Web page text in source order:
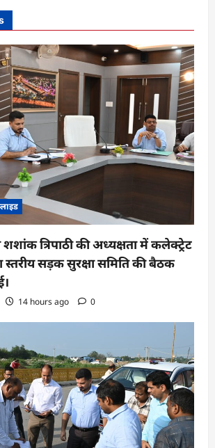
शशांक त्रिपाठी की अध्यक्षता में कलेक्ट्रेट
स्तरीय सड़क सुरक्षा समिति की बैठक
14 hours ago 0